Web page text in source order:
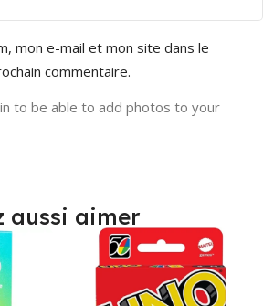
mon e-mail et mon site dans le
commentaire.
to be able to add photos to your
aussi aimer